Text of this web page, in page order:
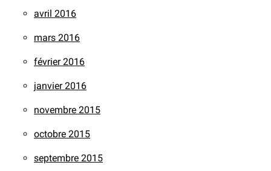
avril 2016
mars 2016
février 2016
janvier 2016
novembre 2015
octobre 2015
septembre 2015